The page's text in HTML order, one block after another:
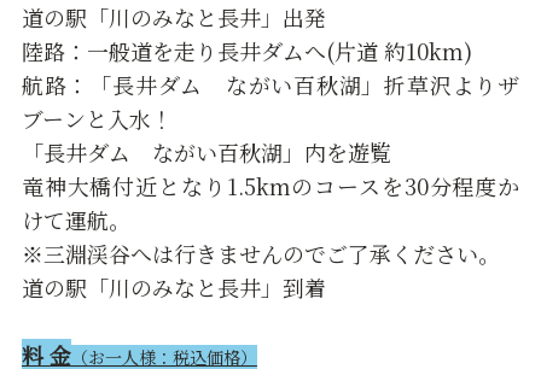
道の駅「川のみなと長井」出発
陸路：一般道を走り長井ダムへ(片道 約10km)
航路：「長井ダム ながい百秋湖」折草沢よりザ
ブーンと入水！
「長井ダム ながい百秋湖」内を遊覧
竜神大橋付近となり1.5kmのコースを30分程度か
けて運航。
※三淵渓谷へは行きませんのでご了承ください。
道の駅「川のみなと長井」到着
料 金（お一人様：税込価格）